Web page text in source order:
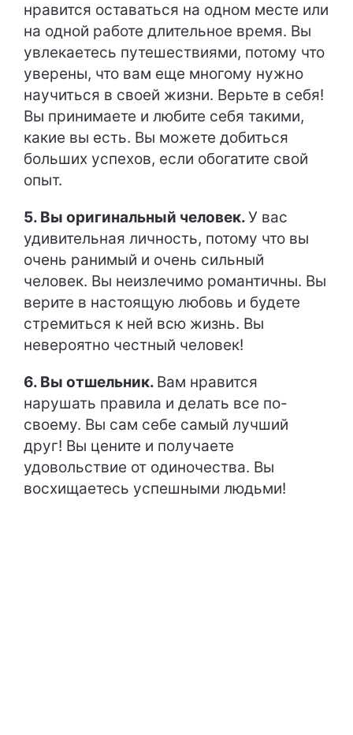
нравится оставаться на одном месте или
на одной работе длительное время. Вы
увлекаетесь путешествиями, потому что
уверены, что вам еще многому нужно
научиться в своей жизни. Верьте в себя!
Вы принимаете и любите себя такими,
какие вы есть. Вы можете добиться
больших успехов, если обогатите свой
опыт.
5. Вы оригинальный человек.У вас
удивительная личность, потому что вы
очень ранимый и очень сильный
человек. Вы неизлечимо романтичны. Вы
верите в настоящую любовь и будете
стремиться к ней всю жизнь. Вы
невероятно честный человек!
6. Вы отшельник. Вам нравится
нарушать правила и делать все по-
своему. Вы сам себе самый лучший
друг! Вы цените и получаете
удовольствие от одиночества. Вы
восхищаетесь успешными людьми!